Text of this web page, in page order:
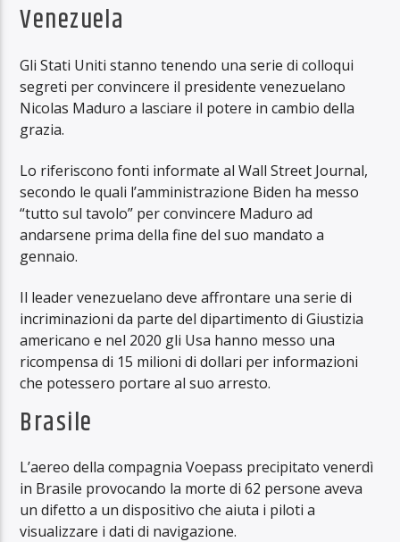
Venezuela
Gli Stati Uniti stanno tenendo una serie di colloqui
segreti per convincere il presidente venezuelano
Nicolas Maduro a lasciare il potere in cambio della
grazia.
Lo riferiscono fonti informate al Wall Street Journal,
secondo le quali l’amministrazione Biden ha messo
“tutto sul tavolo” per convincere Maduro ad
andarsene prima della fine del suo mandato a
gennaio.
Il leader venezuelano deve affrontare una serie di
incriminazioni da parte del dipartimento di Giustizia
americano e nel 2020 gli Usa hanno messo una
ricompensa di 15 milioni di dollari per informazioni
che potessero portare al suo arresto.
Brasile
L’aereo della compagnia Voepass precipitato venerdì
in Brasile provocando la morte di 62 persone aveva
un difetto a un dispositivo che aiuta i piloti a
visualizzare i dati di navigazione.